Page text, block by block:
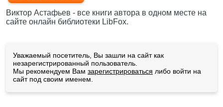
Виктор Астафьев - все книги автора в одном месте на
сайте онлайн библиотеки LibFox.
Уважаемый посетитель, Вы зашли на сайт как
незарегистрированный пользователь.
Мы рекомендуем Вам зарегистрироваться либо войти на
сайт под своим именем.